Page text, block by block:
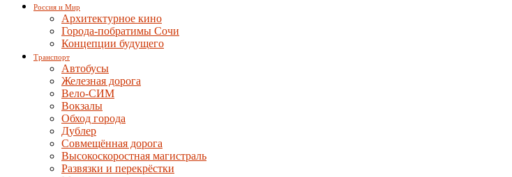
Россия и Мир
Архитектурное кино
Города-побратимы Сочи
Концепции будущего
Транспорт
Автобусы
Железная дорога
Вело-СИМ
Вокзалы
Обход города
Дублер
Совмещённая дорога
Высокоскоростная магистраль
Развязки и перекрёстки